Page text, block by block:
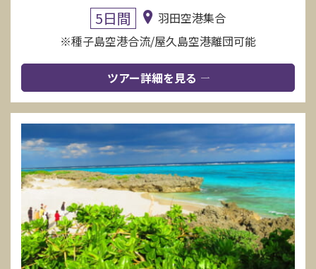
5日間
羽田空港集合
※種子島空港合流/屋久島空港離団可能
ツアー詳細を見る